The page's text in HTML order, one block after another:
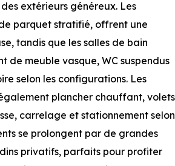
des extérieurs généreux. Les
parquet stratifié, offrent une
tandis que les salles de bain
de meuble vasque, WC suspendus
selon les configurations. Les
plancher chauffant, volets
carrelage et stationnement selon
se prolongent par de grandes
privatifs, parfaits pour profiter